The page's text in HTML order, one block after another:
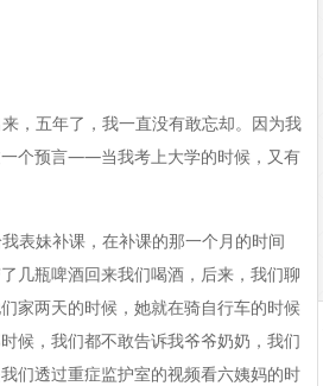
，五年了，我一直没有敢忘却。因为我
个预言——当我考上大学的时候，又有
表妹补课，在补课的那一个月的时间
几瓶啤酒回来我们喝酒，后来，我们聊
家两天的时候，她就在骑自行车的时候
候，我们都不敢告诉我爷爷奶奶，我们
们透过重症监护室的视频看六姨妈的时